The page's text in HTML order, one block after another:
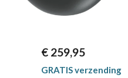
€ 259,95
GRATIS verzending